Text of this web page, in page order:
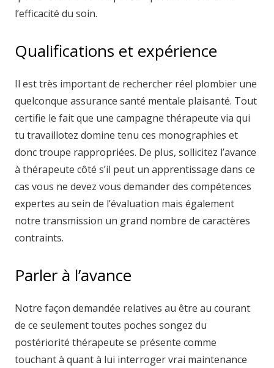
l’efficacité du soin.
Qualifications et expérience
Il est très important de rechercher réel plombier une
quelconque assurance santé mentale plaisanté. Tout
certifie le fait que une campagne thérapeute via qui
tu travaillotez domine tenu ces monographies et
donc troupe rappropriées. De plus, sollicitez l’avance
à thérapeute côté s’il peut un apprentissage dans ce
cas vous ne devez vous demander des compétences
expertes au sein de l’évaluation mais également
notre transmission un grand nombre de caractères
contraints.
Parler à l’avance
Notre façon demandée relatives au être au courant
de ce seulement toutes poches songez du
postériorité thérapeute se présente comme
touchant à quant à lui interroger vrai maintenance